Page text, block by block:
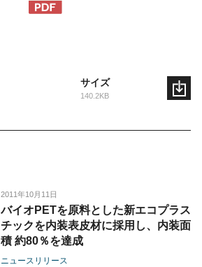
サイズ
140.2KB
2011年10月11日
バイオPETを原料とした新エコプラス
チックを内装表皮材に採用し、内装面
積 約80％を達成
ニュースリリース